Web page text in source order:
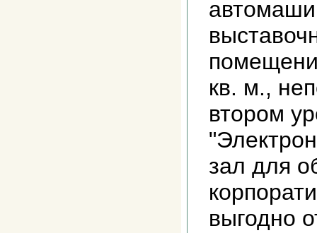
кв. м.,
втором
зал для
выгодно